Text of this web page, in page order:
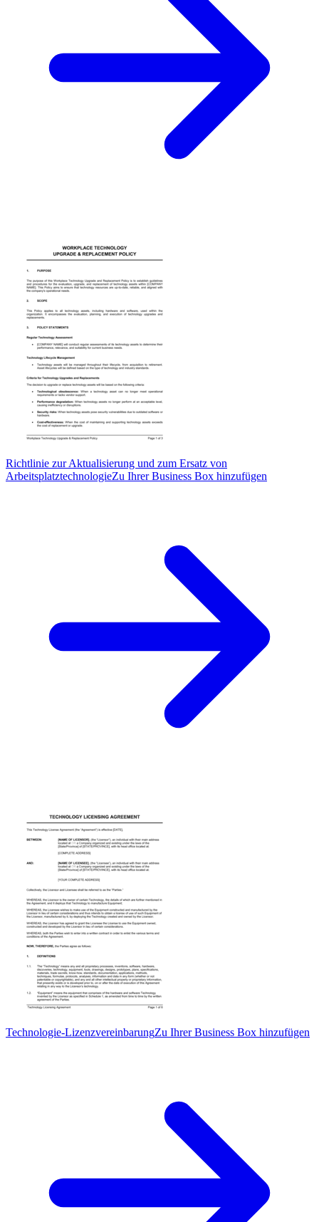
Richtlinie zur Aktualisierung und zum Ersatz von
ArbeitsplatztechnologieZu Ihrer Business Box hinzufügen
Technologie-LizenzvereinbarungZu Ihrer Business Box hinzufügen